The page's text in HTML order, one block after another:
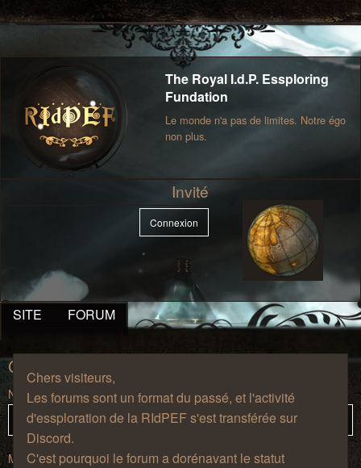
The Royal I.d.P. Essploring
Fundation
Le monde n'a pas de limites. Notre égo
non plus.
Invité
Connexion
SITE FORUM
Chers visiteurs,
Les forums sont un format du passé, et l'activité
d'essploration de la RIdPEF s'est transférée sur
Discord.
C'est pourquoi le forum a dorénavant le statut
Connexion
Nom d’utilisateur :
Mot de passe :